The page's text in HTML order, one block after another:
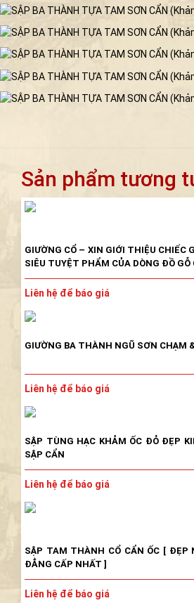
Sản phẩm tương
GIƯỜNG CỔ – XIN GIỚI THIỆU CHIẾC
SIÊU TUYỆT PHẨM CỦA DÒNG ĐỒ GỖ
Liên hệ để báo giá
GIƯỜNG BA THÀNH NGŨ SƠN CHẠM
Liên hệ để báo giá
SẬP TÙNG HẠC KHẢM ỐC ĐỎ ĐẸP
SẬP CẨN
Liên hệ để báo giá
SẬP TAM THÀNH CỔ CẨN ỐC [
ĐẲNG CẤP NHẤT ]
Liên hệ để báo giá
BỘ BÀN GHẾ VÁCH TÀU CẨN ỐC XÀ
ỐC, MẶT ĐÁ TÀU
TỦ BÀY ĐỒ GỖ GỤ CẨN ỐC ĐỎ LỬA
TÍCH MAI HÓA LONG